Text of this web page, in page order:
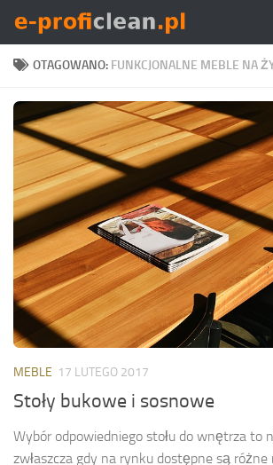
Skip to content
OTAGOWANO: FUNKCJONALNE MEBLE NA
MEBLE 17 LUTEGO 2017
Stoły bukowe i sosnowe
Wybór odpowiedniego stołu do wnętrza to
zwłaszcza gdy na rynku dostępne są różne